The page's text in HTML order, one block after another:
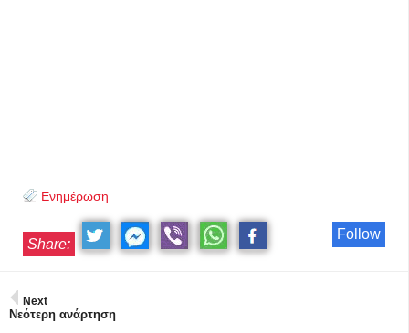
Ενημέρωση
Follow
Share:
Next
Νεότερη ανάρτηση